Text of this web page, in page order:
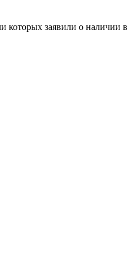
которых заявили о наличии в